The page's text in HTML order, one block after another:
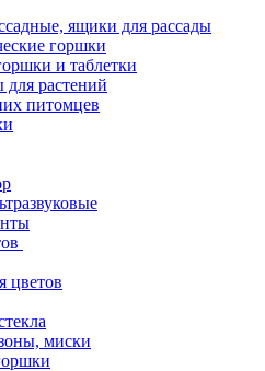
ящики для рассады
горшки
и таблетки
растений
питомцев
цветов
миски